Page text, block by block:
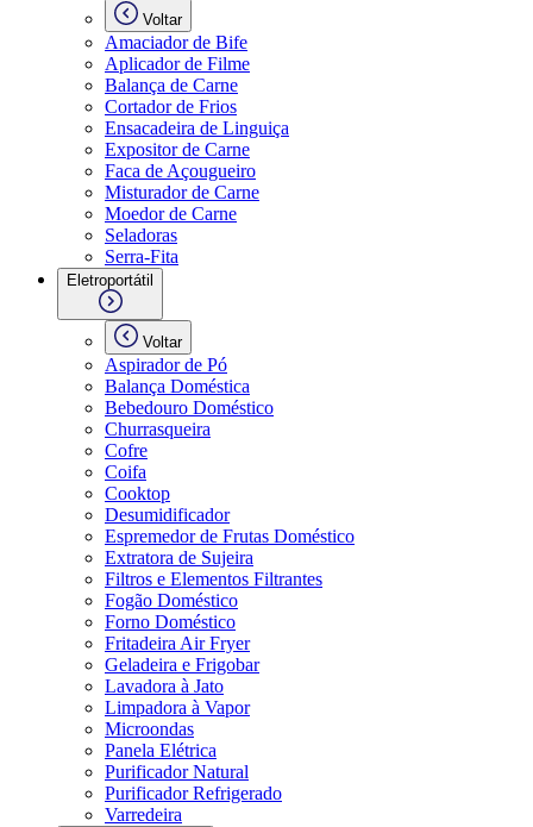
Voltar
Amaciador de Bife
Aplicador de Filme
Balança de Carne
Cortador de Frios
Ensacadeira de Linguiça
Expositor de Carne
Faca de Açougueiro
Misturador de Carne
Moedor de Carne
Seladoras
Serra-Fita
Eletroportátil
Voltar
Aspirador de Pó
Balança Doméstica
Bebedouro Doméstico
Churrasqueira
Cofre
Coifa
Cooktop
Desumidificador
Espremedor de Frutas Doméstico
Extratora de Sujeira
Filtros e Elementos Filtrantes
Fogão Doméstico
Forno Doméstico
Fritadeira Air Fryer
Geladeira e Frigobar
Lavadora à Jato
Limpadora à Vapor
Microondas
Panela Elétrica
Purificador Natural
Purificador Refrigerado
Varredeira